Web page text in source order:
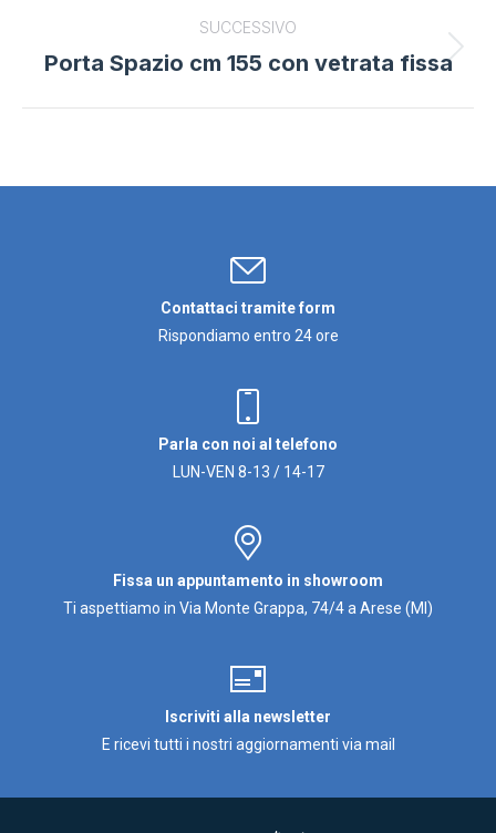
SUCCESSIVO
Next
Porta Spazio cm 155 con vetrata fissa
Contattaci tramite form
Rispondiamo entro 24 ore
Parla con noi al telefono
LUN-VEN 8-13 / 14-17
Fissa un appuntamento in showroom
Ti aspettiamo in Via Monte Grappa, 74/4 a Arese (MI)
Iscriviti alla newsletter
E ricevi tutti i nostri aggiornamenti via mail